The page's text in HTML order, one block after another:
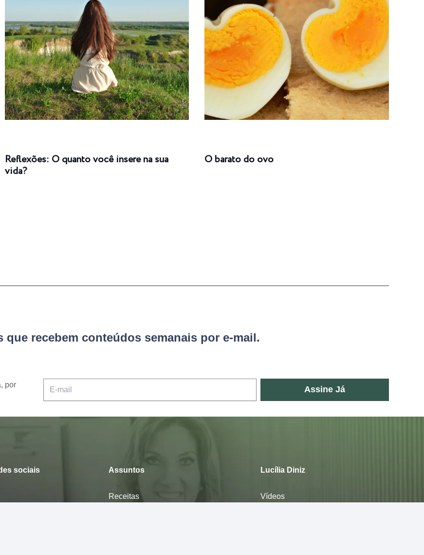
Reflexões: O quanto você insere na sua
vida?
O barato do ovo
que recebem conteúdos semanais por e-mail.
por
Assine Já
sociais Assuntos
Receitas
Lucília Diniz
Vídeos